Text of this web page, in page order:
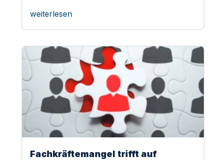
weiterlesen
Fachkräftemangel trifft auf